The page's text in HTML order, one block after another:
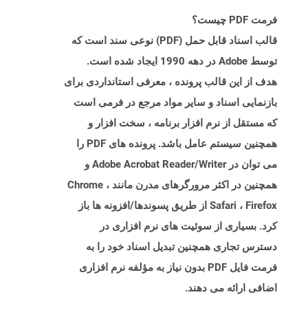
فرمت PDF چیست؟
قالب اسناد قابل حمل (PDF) نوعی سند است که
توسط Adobe در دهه 1990 ایجاد شده است.
هدف از این قالب پرونده ، معرفی استانداردی برای
بازنمایی اسناد و سایر مواد مرجع در فرمی است
که مستقل از نرم افزار برنامه ، سخت افزار و
همچنین سیستم عامل باشد. پرونده های PDF را
می توان در Adobe Acrobat Reader/Writer و
همچنین در اکثر مرورگرهای مدرن مانند Chrome ،
Safari ، Firefox از طریق پسوندها/افزونه ها باز
کرد. بسیاری از سوئیت های نرم افزاری در
دسترس تجاری همچنین تبدیل اسناد خود را به
فرمت فایل PDF بدون نیاز به مؤلفه نرم افزاری
اضافی ارائه می دهند.